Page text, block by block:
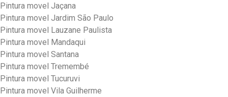
Pintura movel Jaçana
Pintura movel Jardim São Paulo
Pintura movel Lauzane Paulista
Pintura movel Mandaqui
Pintura movel Santana
Pintura movel Tremembé
Pintura movel Tucuruvi
Pintura movel Vila Guilherme